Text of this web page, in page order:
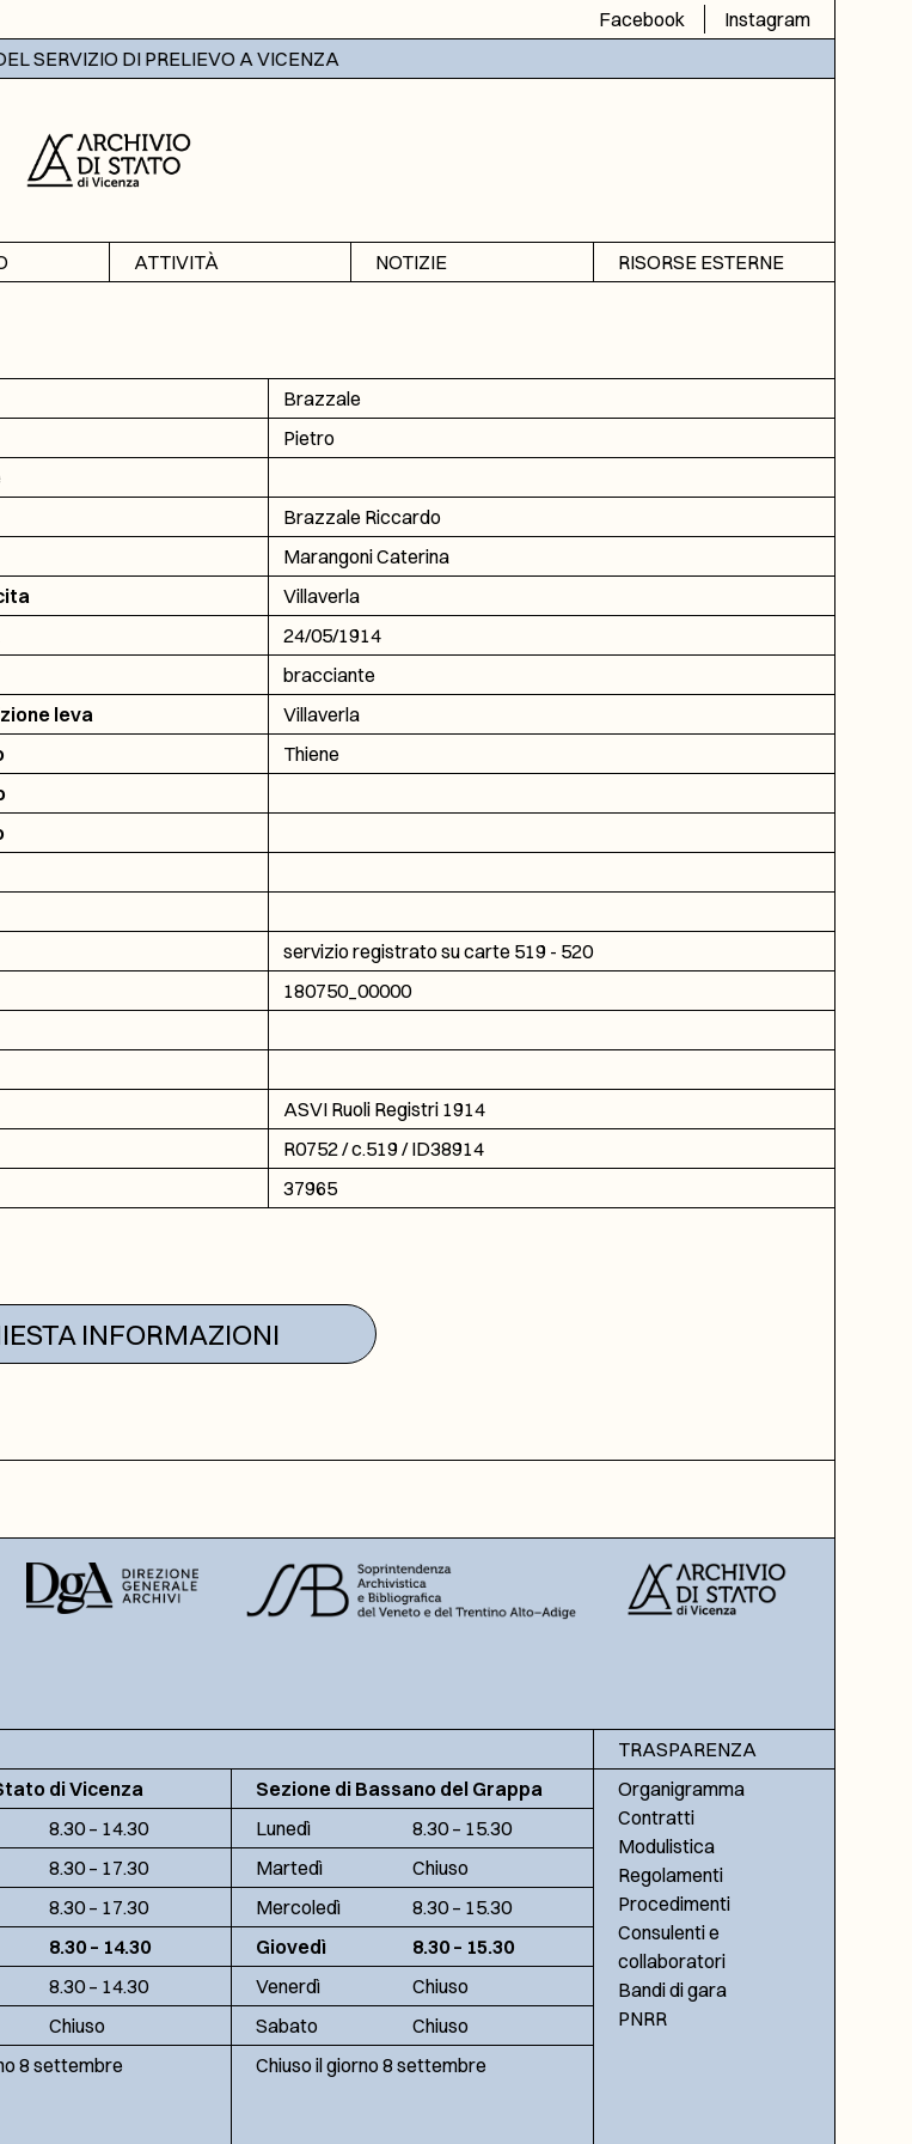
Facebook
Instagram
DI PRELIEVO A VICENZA
ATTIVITÀ
NOTIZIE
RISORSE ESTERNE
DGA
ICAR
Brazzale
Pietro
Brazzale Riccardo
Marangoni Caterina
Villaverla
24/05/1914
bracciante
leva
Villaverla
Thiene
servizio registrato su carte 519 - 520
180750_00000
ASVI Ruoli Registri 1914
R0752 / c.519 / ID38914
37965
INFORMAZIONI
di Vicenza
8.30 – 14.30
8.30 – 17.30
8.30 – 17.30
8.30 – 14.30
8.30 – 14.30
Chiuso
8 settembre
Sezione di Bassano del Grappa
Lunedì
8.30 – 15.30
Martedì
Chiuso
Mercoledì
8.30 – 15.30
Giovedì
8.30 – 15.30
Venerdì
Chiuso
Sabato
Chiuso
Chiuso il giorno 8 settembre
TRASPARENZA
Organigramma
Contratti
Modulistica
Regolamenti
Procedimenti
Consulenti e
collaboratori
Bandi di gara
PNRR